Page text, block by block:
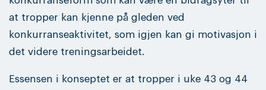
at tropper kan kjenne på gleden ved
konkurranseaktivitet, som igjen kan gi motivasjon i
det videre treningsarbeidet.
Essensen i konseptet er at tropper i uke 43 og 44